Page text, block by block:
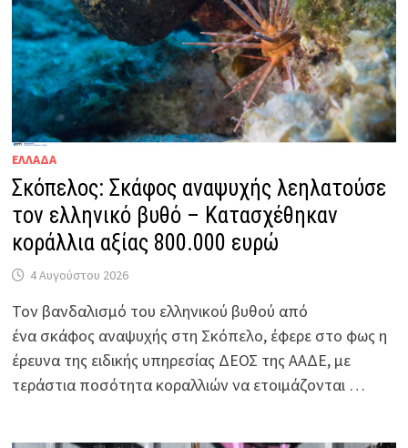
ΕΛΛΑΔΑ
Σκόπελος: Σκάφος αναψυχής λεηλατούσε
τον ελληνικό βυθό – Κατασχέθηκαν
κοράλλια αξίας 800.000 ευρώ
4 Αυγούστου 2026
Τον βανδαλισμό του ελληνικού βυθού από
ένα σκάφος αναψυχής στη Σκόπελο, έφερε στο φως η
έρευνα της ειδικής υπηρεσίας ΔΕΟΣ της ΑΑΔΕ, με
τεράστια ποσότητα κοραλλιών να ετοιμάζονται …